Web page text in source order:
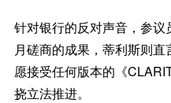
针对银行的反对声音，参
月磋商的成果，蒂利斯则
愿接受任何版本的《
挠立法推进。